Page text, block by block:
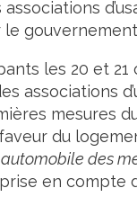
les 20 et
associations
mesures
du
des
en